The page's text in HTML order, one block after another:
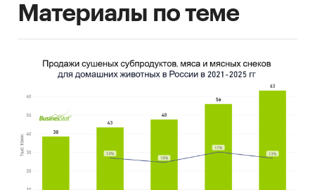
Материалы по теме